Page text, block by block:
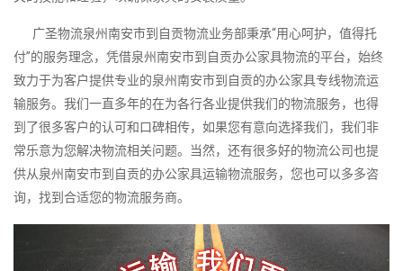
广圣物流泉州南安市到自贡物流业务部秉承“用心呵护，值得托
付”的服务理念，凭借泉州南安市到自贡办公家具物流的平台，始终
致力于为客户提供专业的泉州南安市到自贡的办公家具专线物流运
输服务。我们一直多年的在为各行各业提供我们的物流服务，也得
到了很多客户的认可和口碑相传，如果您有意向选择我们，我们非
常乐意为您解决物流相关问题。当然，还有很多好的物流公司也提
供从泉州南安市到自贡的办公家具运输物流服务，您也可以多多咨
询，找到合适您的物流服务商。